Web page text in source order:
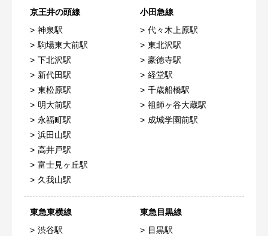
京王井の頭線
神泉駅
駒場東大前駅
下北沢駅
新代田駅
東松原駅
明大前駅
永福町駅
浜田山駅
高井戸駅
富士見ヶ丘駅
久我山駅
小田急線
代々木上原駅
東北沢駅
豪徳寺駅
経堂駅
千歳船橋駅
祖師ヶ谷大蔵駅
成城学園前駅
東急東横線
渋谷駅
東急目黒線
目黒駅